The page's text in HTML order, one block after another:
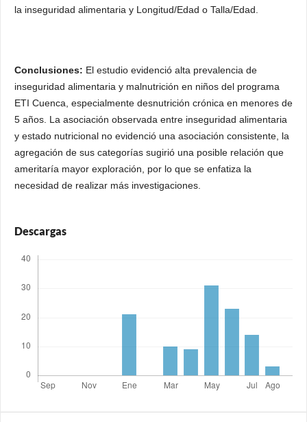
la inseguridad alimentaria y Longitud/Edad o Talla/Edad.
Conclusiones: El estudio evidenció alta prevalencia de
inseguridad alimentaria y malnutrición en niños del programa
ETI Cuenca, especialmente desnutrición crónica en menores de
5 años. La asociación observada entre inseguridad alimentaria
y estado nutricional no evidenció una asociación consistente, la
agregación de sus categorías sugirió una posible relación que
ameritaría mayor exploración, por lo que se enfatiza la
necesidad de realizar más investigaciones.
Descargas